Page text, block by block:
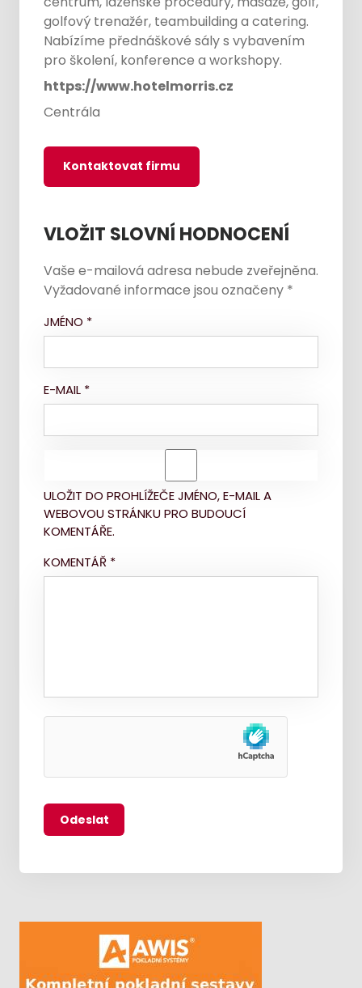
golfový trenažér, teambuilding a catering.
Nabízíme přednáškové sály s vybavením
pro školení, konference a workshopy.
https://www.hotelmorris.cz
Centrála
Kontaktovat firmu
VLOŽIT SLOVNÍ HODNOCENÍ
Vaše e-mailová adresa nebude zveřejněna.
Vyžadované informace jsou označeny *
JMÉNO *
E-MAIL *
ULOŽIT DO PROHLÍŽEČE JMÉNO, E-MAIL A
WEBOVOU STRÁNKU PRO BUDOUCÍ
KOMENTÁŘE.
KOMENTÁŘ *